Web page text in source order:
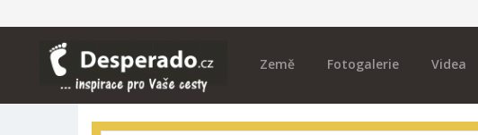
Země Fotogalerie Videa